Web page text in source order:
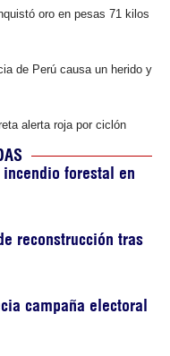
oro en pesas 71 kilos
de Perú causa un herido y
alerta roja por ciclón
forestal en
reconstrucción tras
campaña electoral